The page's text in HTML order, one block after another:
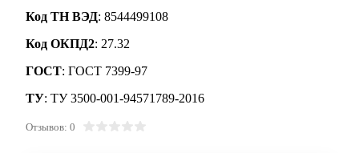
Код ТН ВЭД: 8544499108
Код ОКПД2: 27.32
ГОСТ: ГОСТ 7399-97
ТУ: ТУ 3500-001-94571789-2016
Отзывов: 0